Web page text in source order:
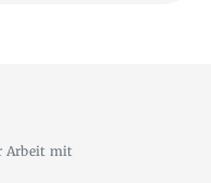
Arbeit mit